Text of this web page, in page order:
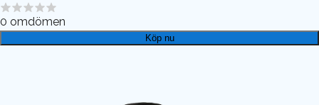
0 omdömen
Köp nu